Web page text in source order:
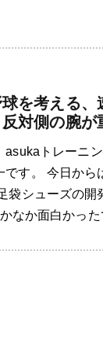
を考える、
対側の腕が
asukaトレーニ
です。 今日から
袋シューズの開
なか面白かっ